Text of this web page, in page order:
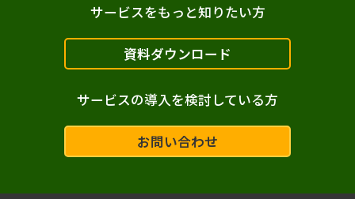
サービスをもっと知りたい方
資料ダウンロード
サービスの導入を検討している方
お問い合わせ